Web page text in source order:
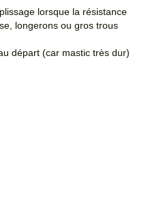
lorsque la résistance
longerons ou gros trous
départ (car mastic très dur)